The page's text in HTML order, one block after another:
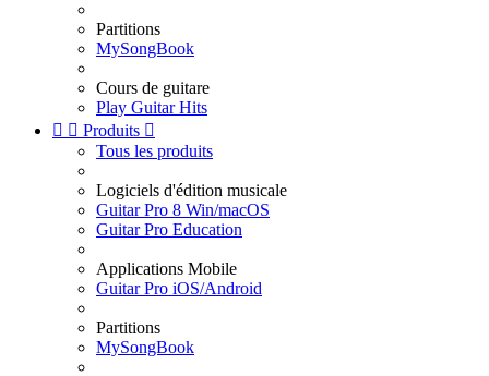
Partitions
MySongBook
Cours de guitare
Play Guitar Hits
  Produits 
Tous les produits
Logiciels d'édition musicale
Guitar Pro 8 Win/macOS
Guitar Pro Education
Applications Mobile
Guitar Pro iOS/Android
Partitions
MySongBook